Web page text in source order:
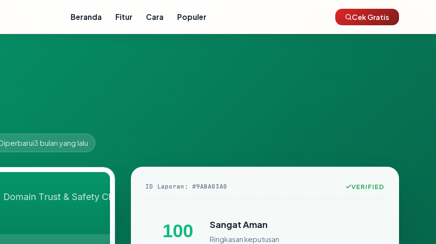
Beranda Fitur Cara Populer Cek Gratis
3 bulan yang lalu
ID Laporan: #9ABA03A0 VERIFIED
100 Sangat Aman
Ringkasan keputusan